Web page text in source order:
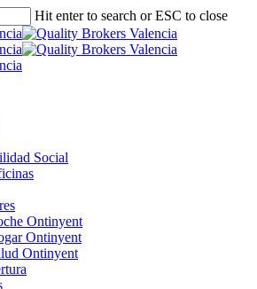
Hit enter to search or ESC to close
Social
Ontinyent
Ontinyent
Ontinyent